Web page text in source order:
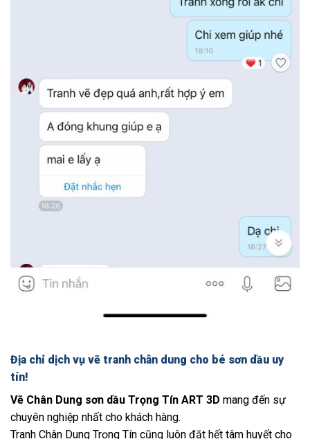
Địa chỉ dịch vụ vẽ tranh chân dung cho bé sơn dầu uy
tín!
Vẽ Chân Dung sơn dầu Trọng Tín ART 3D mang đến sự
chuyên nghiệp nhất cho khách hàng.
Tranh Chân Dung Trọng Tín cũng luôn đặt hết tâm huyết cho